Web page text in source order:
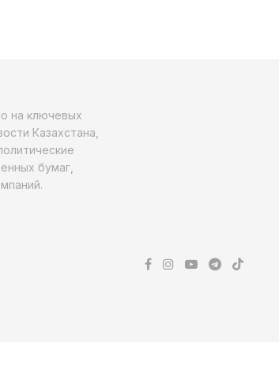
на ключевых
Казахстана,
бумаг,